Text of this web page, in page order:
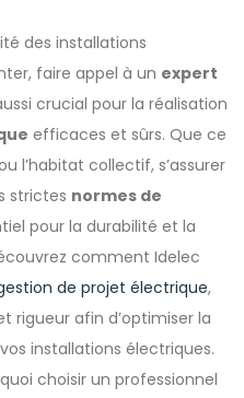
des installations
faire appel à un expert
crucial pour la réalisation
efficaces et sûrs. Que ce
l’habitat collectif, s’assurer
strictes normes de
pour la durabilité et la
comment Idelec
de projet électrique,
rigueur afin d’optimiser la
installations électriques.
choisir un professionnel